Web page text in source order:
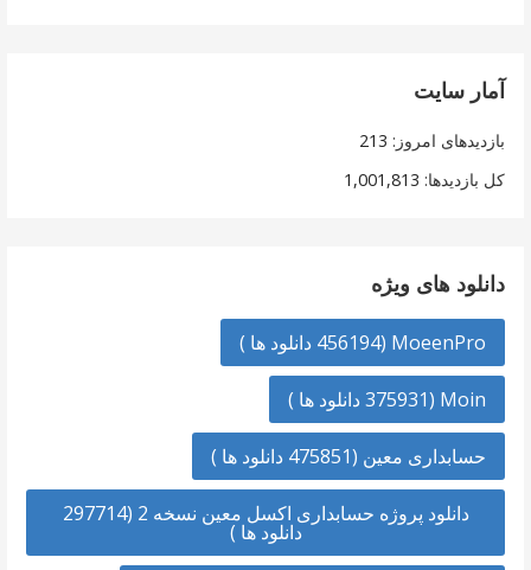
آمار سایت
بازدیدهای امروز: 213
کل بازدیدها: 1,001,813
دانلود های ویژه
MoeenPro (456194 دانلود ها )
Moin (375931 دانلود ها )
حسابداری معین (475851 دانلود ها )
دانلود پروژه حسابداری اکسل معین نسخه 2 (297714
دانلود ها )